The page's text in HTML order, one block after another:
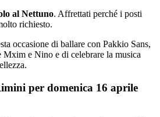
al Nettuno. Affrettati perché i posti
richiesto.
occasione di ballare con Pakkio Sans,
e Nino e di celebrare la musica
per domenica 16 aprile